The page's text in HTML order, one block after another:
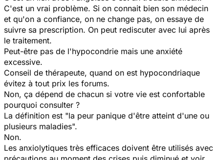
C'est un vrai problème. Si on connait bien son médecin
et qu'on a confiance, on ne change pas, on essaye de
suivre sa prescription. On peut rediscuter avec lui après
le traitement.
Peut-être pas de l'hypocondrie mais une anxiété
excessive.
Conseil de thérapeute, quand on est hypocondriaque
évitez à tout prix les forums.
Non, ça dépend de chacun si votre vie est confortable
pourquoi consulter ?
La définition est "la peur panique d'être atteint d'une ou
plusieurs maladies".
Non.
Les anxiolytiques très efficaces doivent être utilisés avec